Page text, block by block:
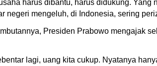
harus dibantu, harus didukung. Yang
negeri mengeluh, di Indonesia, sering
Presiden Prabowo mengajak
lagi, uang kita cukup. Nyatanya